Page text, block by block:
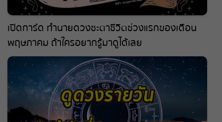
เปิดการ์ด ทำนายดวงชะตา ชีวิตช่วงแรกของเดือน
พฤษภาคม ถ้าใครอยากรู้มาดูได้เลย